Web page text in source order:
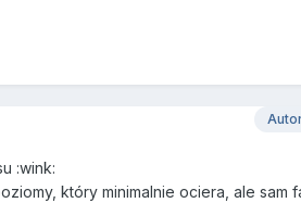
:wink:
który minimalnie ociera, ale sam